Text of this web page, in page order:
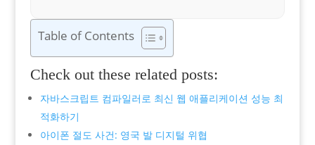
Table of Contents
Check out these related posts:
자바스크립트 컴파일러로 최신 웹 애플리케이션 성능 최
적화하기
아이폰 절도 사건: 영국 발 디지털 위협